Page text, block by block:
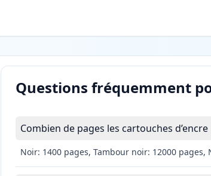
Questions fréquemment
Combien de pages les cartouches
Noir: 1400 pages, Tambour noir: 12000